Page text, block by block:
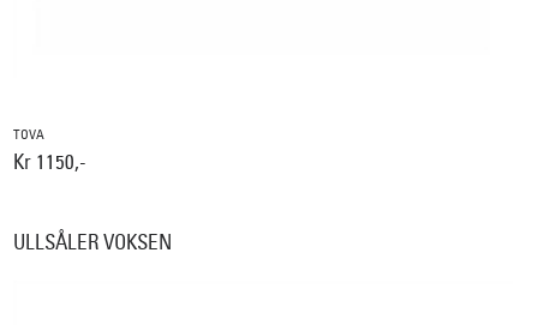
TOVA
Kr 1150,-
ULLSÅLER VOKSEN